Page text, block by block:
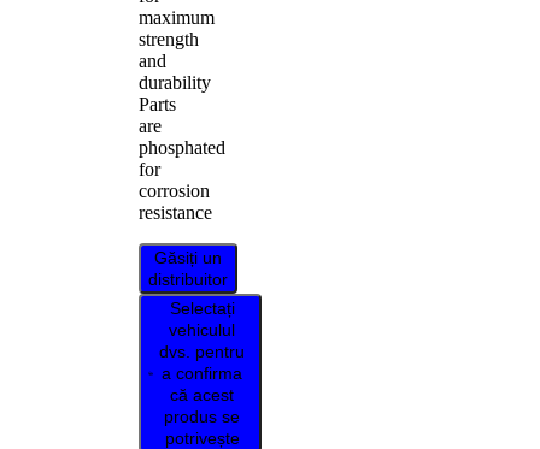
maximum
strength
and
durability
Parts
are
phosphated
for
corrosion
resistance
Găsiți un
distribuitor
Selectați
vehiculul
dvs. pentru
a confirma
că acest
produs se
potrivește